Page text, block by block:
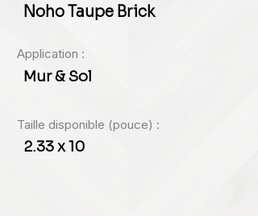
Noho Taupe Brick
Application :
Mur & Sol
Taille disponible (pouce) :
2.33 x 10